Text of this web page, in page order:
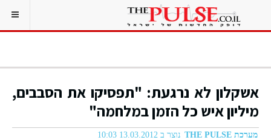
אשקלון לא נרגעת: "תפסיקו את הסבבים,
מיליון איש כל הזמן במלחמה"
מערכת THE PULSE נוצר ב 13.03.2012 10:03